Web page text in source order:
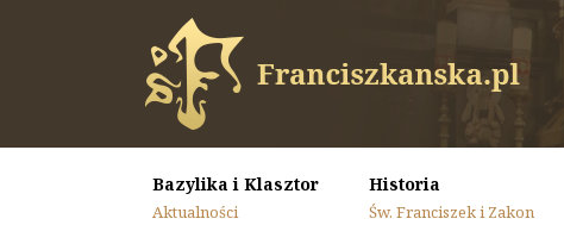
Bazylika i Klasztor
Aktualności
Historia
Św. Franciszek i Zakon